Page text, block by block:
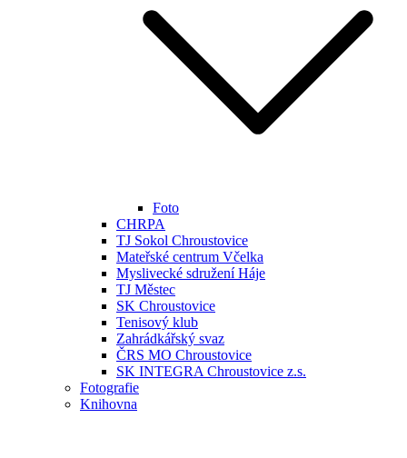
Foto
CHRPA
TJ Sokol Chroustovice
Mateřské centrum Včelka
Myslivecké sdružení Háje
TJ Městec
SK Chroustovice
Tenisový klub
Zahrádkářský svaz
ČRS MO Chroustovice
SK INTEGRA Chroustovice z.s.
Fotografie
Knihovna